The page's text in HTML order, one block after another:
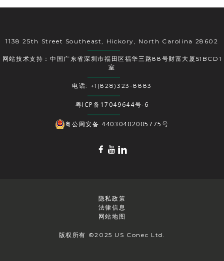
1138 25th Street Southeast, Hickory, North Carolina 28602
网站技术支持：中国广东省深圳市福田区福华三路88号财富大厦51BCD1
室
电话: +1(828)323-8883
粤ICP备17049644号-6
粤公网安备 44030402005775号
版权所有 ©2025 US Conec Ltd.
隐私政策
法律信息
网站地图